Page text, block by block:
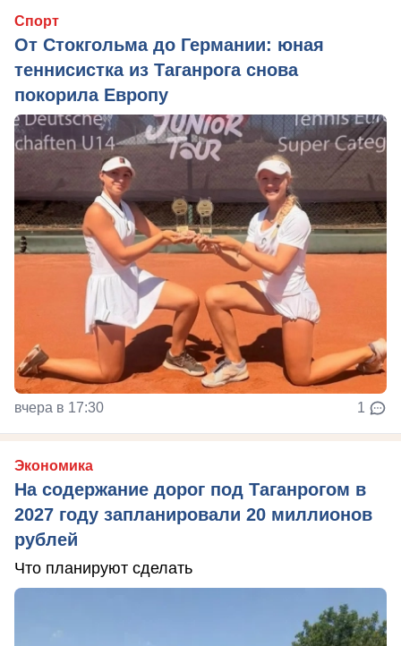
Спорт
От Стокгольма до Германии: юная
теннисистка из Таганрога снова
покорила Европу
вчера в 17:30 1
Экономика
На содержание дорог под Таганрогом в
2027 году запланировали 20 миллионов
рублей
Что планируют сделать